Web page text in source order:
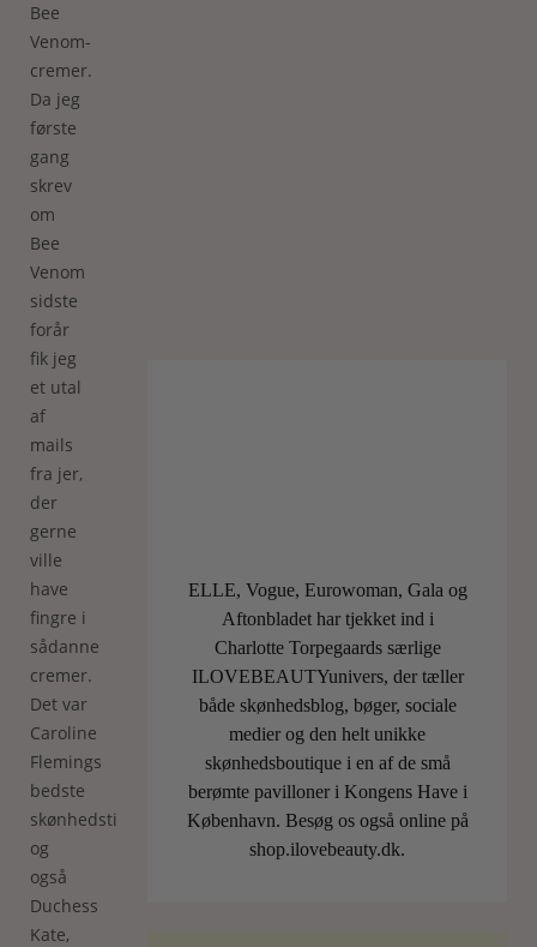
Bee
Venom-
cremer.
Da jeg
første
gang
skrev
om
Bee
Venom
sidste
forår
fik jeg
et utal
af
mails
fra jer,
der
gerne
ville
have
fingre i
sådanne
cremer.
Det var
Caroline
Flemings
bedste
skønhedstips,
og
også
Duchess
Kate,
ELLE, Vogue, Eurowoman, Gala og
Aftonbladet har tjekket ind i
Charlotte Torpegaards særlige
ILOVEBEAUTYunivers, der tæller
både skønhedsblog, bøger, sociale
medier og den helt unikke
skønhedsboutique i en af de små
berømte pavilloner i Kongens Have i
København. Besøg os også online på
shop.ilovebeauty.dk.